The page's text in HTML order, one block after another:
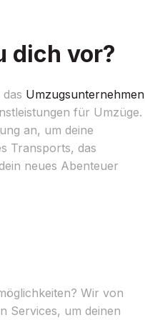
dich vor?
Umzugsunternehmen
für Umzüge.
an, um deine
Transports, das
neues Abenteuer
Wir von
Services, um deinen